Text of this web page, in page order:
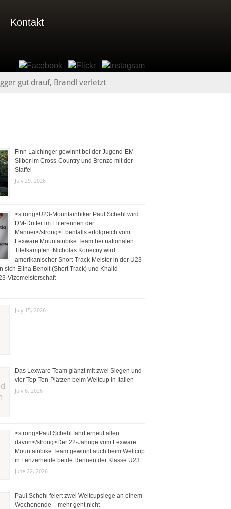
Kontakt
gut drauf, Brandl verletzt
Finn Laichinger gewinnt bei der Jugend-EM
Silber im Cross-Country und Bronze mit der
Staffel
July 29, 2026
<strong>U23-Mountainbiker Paul Schehl wird
DM-Dritter im Eliterennen der
Männer</strong>Ebenfalls erfolgreich vom
Lexware Mountainbike Team bei nationalen
Titelkämpfen: Nicholas Konecny wird
amerikanischer Short-Track-Meister in der U23-
sich Elina Benoit (Short Track) und Khalid
Vizemeisterschaft
July 15, 2026
Das Lexware Team glänzt mit zwei Siegen und
vier Top-Ten-Plätzen beim Weltcup in Italien
July 6, 2026
<strong>Paul Schehl fährt erneut allen
davon</strong>Der 22-Jährige vom Lexware
Mountainbike Team gewinnt auch beim Weltcup
in Lenzerheide beide Rennen der Klasse U23
June 22, 2026
Paul Schehl feiert zwei Weltcupsiege an einem
Wochenende – mehr geht nicht